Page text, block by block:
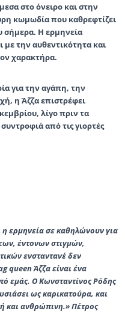
στο όνειρο και στην
κωμωδία που καθρεφτίζει
σήμερα. Η ερμηνεία
με την αυθεντικότητα και
χαρακτήρα.
για την αγάπη, την
ηΆζζαεπιστρέφει
, λίγο πριν τα
από τις γιορτές
ερμηνεία σε καθηλώνουν για
έντονων στιγμών,
ενσταντανέ δεν
queen Άζζα είναι ένα
εμάς. Ο Κωνσταντίνος Ρόδης
ως καρικατούρα, και
και ανθρώπινη.»Πέτρος